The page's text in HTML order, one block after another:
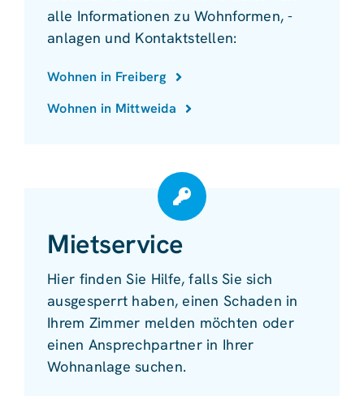
alle Informationen zu Wohnformen, -
anlagen und Kontaktstellen:
Wohnen in Freiberg
Wohnen in Mittweida
Mietservice
Hier finden Sie Hilfe, falls Sie sich
ausgesperrt haben, einen Schaden in
Ihrem Zimmer melden möchten oder
einen Ansprechpartner in Ihrer
Wohnanlage suchen.